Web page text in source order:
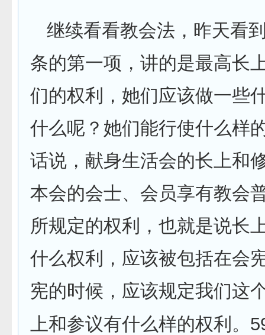
继续看看教会法，昨天看
条的第一项，讲的是最高长
们的权利，她们应该做一些
什么呢？她们能行使什么样
话说，献身生活会的长上和
本会的会士、会员享有教会
所规定的权利，也就是说长
什么权利，应该被包括在会
宪的时候，应该规定我们这
上和参议有什么样的权利。